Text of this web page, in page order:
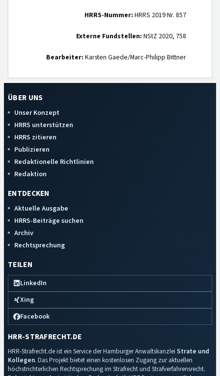
HRRS-Nummer: HRRS 2019 Nr. 857
Externe Fundstellen: NStZ 2020, 758
Bearbeiter: Karsten Gaede/Marc-Philipp Bittner
ÜBER UNS
Unser Konzept
HRRS unterstützen
HRRS zitieren
Publizieren
Redaktionelle Richtlinien
Redaktion
ENTDECKEN
Aktuelle Ausgabe
HRRS-Beiträge suchen
Archiv
Rechtsprechung
TEILEN
LinkedIn
Xing
Facebook
HRR-STRAFRECHT.DE
HRR-Strafrecht.de ist ein Service der Hamburger Anwaltskanzlei Strate und
Kollegen. Das Projekt bietet einen kostenlosen Zugang zur aktuellen
höchstrichterlichen Rechtsprechung im Strafrecht und Strafverfahrensrecht.